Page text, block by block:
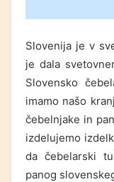
Slovenija je v
je dala
Slovensko
imamo našo
čebelnjake in
izdelujemo
da čebelarski
panog